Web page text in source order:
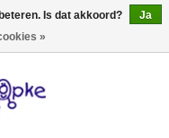
0 Artikelen - €0,00
Is dat akkoord?
Ja
»